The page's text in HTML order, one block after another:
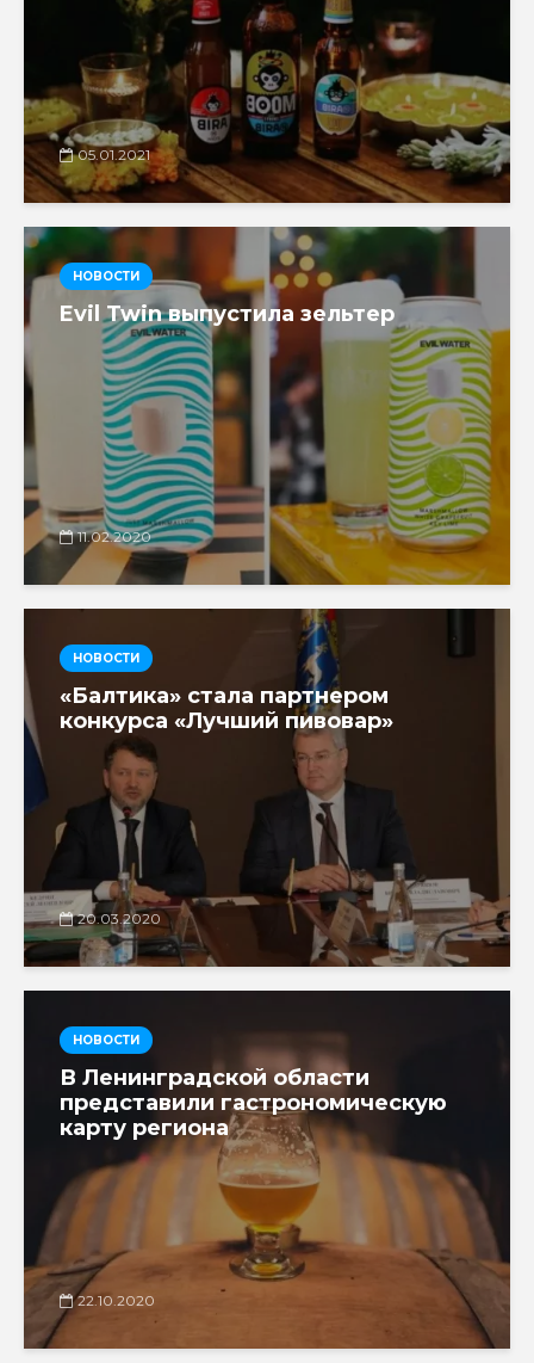
05.01.2021
НОВОСТИ
Evil Twin выпустила зельтер
11.02.2020
НОВОСТИ
«Балтика» стала партнером
конкурса «Лучший пивовар»
20.03.2020
НОВОСТИ
В Ленинградской области
представили гастрономическую
карту региона
22.10.2020